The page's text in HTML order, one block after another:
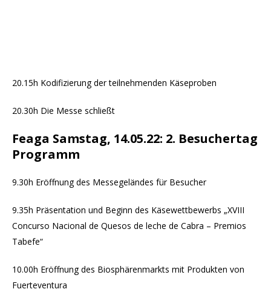
20.15h Kodifizierung der teilnehmenden Käseproben
20.30h Die Messe schließt
Feaga Samstag, 14.05.22: 2. Besuchertag
Programm
9.30h Eröffnung des Messegeländes für Besucher
9.35h Präsentation und Beginn des Käsewettbewerbs „XVIII
Concurso Nacional de Quesos de leche de Cabra – Premios
Tabefe“
10.00h Eröffnung des Biosphärenmarkts mit Produkten von
Fuerteventura